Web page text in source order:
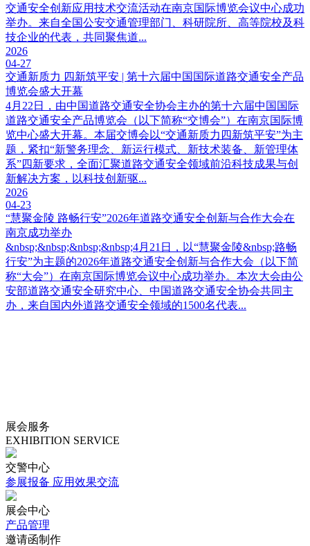
交通安全创新应用技术交流活动在南京国际博览会议中心成功
举办。来自全国公安交通管理部门、科研院所、高等院校及科
技企业的代表，共同聚焦道...
2026
04-27
交通新质力 四新筑平安 | 第十六届中国国际道路交通安全产品
博览会盛大开幕
4月22日，由中国道路交通安全协会主办的第十六届中国国际
道路交通安全产品博览会（以下简称“交博会”）在南京国际博
览中心盛大开幕。本届交博会以“交通新质力四新筑平安”为主
题，紧扣“新警务理念、新运行模式、新技术装备、新管理体
系”四新要求，全面汇聚道路交通安全领域前沿科技成果与创
新解决方案，以科技创新驱...
2026
04-23
“慧聚金陵 路畅行安”2026年道路交通安全创新与合作大会在
南京成功举办
&nbsp;&nbsp;&nbsp;&nbsp;4月21日，以“慧聚金陵&nbsp;路畅
行安”为主题的2026年道路交通安全创新与合作大会（以下简
称“大会”）在南京国际博览会议中心成功举办。本次大会由公
安部道路交通安全研究中心、中国道路交通安全协会共同主
办，来自国内外道路交通安全领域的1500名代表...
展会服务
EXHIBITION SERVICE
交警中心
参展报备 应用效果交流
展会中心
产品管理
邀请函制作